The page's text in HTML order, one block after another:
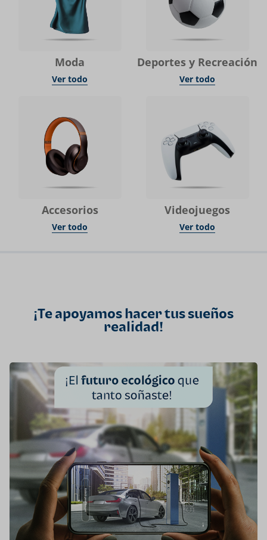
Moda
Ver todo
Deportes y Recreación
Ver todo
Accesorios
Ver todo
Videojuegos
Ver todo
¡Te apoyamos hacer tus sueños
realidad!